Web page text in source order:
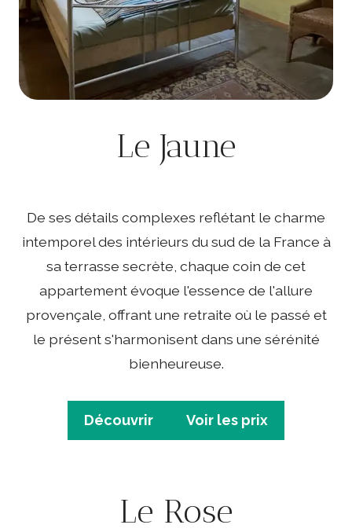
Le Jaune
De ses détails complexes reflétant le charme
intemporel des intérieurs du sud de la France à
sa terrasse secrète, chaque coin de cet
appartement évoque l'essence de l'allure
provençale, offrant une retraite où le passé et
le présent s'harmonisent dans une sérénité
bienheureuse.
Découvrir Voir les prix
Le Rose